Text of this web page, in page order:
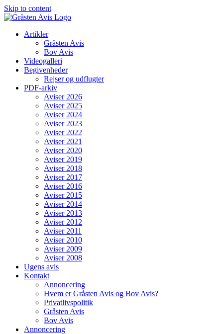
Skip to content
Artikler
Gråsten Avis
Bov Avis
Videogalleri
Begivenheder
Rejser og udflugter
PDF-arkiv
Aviser 2026
Aviser 2025
Aviser 2024
Aviser 2023
Aviser 2022
Aviser 2021
Aviser 2020
Aviser 2019
Aviser 2018
Aviser 2017
Aviser 2016
Aviser 2015
Aviser 2014
Aviser 2013
Aviser 2012
Aviser 2011
Aviser 2010
Aviser 2009
Aviser 2008
Ugens avis
Kontakt
Annoncering
Hvem er Gråsten Avis og Bov Avis?
Privatlivspolitik
Gråsten Avis
Bov Avis
Annoncering